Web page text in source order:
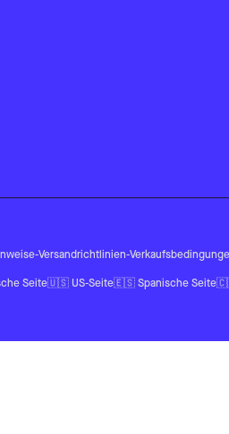
-Versandrichtlinien-
Seite🇺🇸 US-Seite🇪🇸 Spanische Seite